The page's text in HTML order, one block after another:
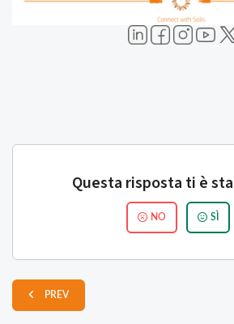
Questa risposta ti è
NO SÌ
PREV